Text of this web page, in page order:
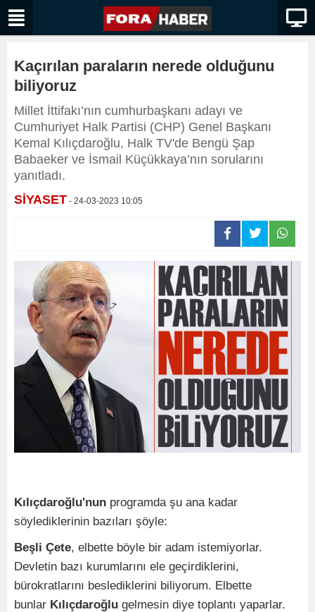
Kaçırılan paraların nerede olduğunu
biliyoruz
Millet İttifakı’nın cumhurbaşkanı adayı ve
Cumhuriyet Halk Partisi (CHP) Genel Başkanı
Kemal Kılıçdaroğlu, Halk TV'de Bengü Şap
Babaeker ve İsmail Küçükkaya’nın sorularını
yanıtladı.
SİYASET - 24-03-2023 10:05
Kılıçdaroğlu'nun programda şu ana kadar
söylediklerinin bazıları şöyle:
Beşli Çete, elbette böyle bir adam istemiyorlar.
Devletin bazı kurumlarını ele geçirdiklerini,
bürokratlarını beslediklerini biliyorum. Elbette
bunlar Kılıçdaroğlu gelmesin diye toplantı yaparlar.